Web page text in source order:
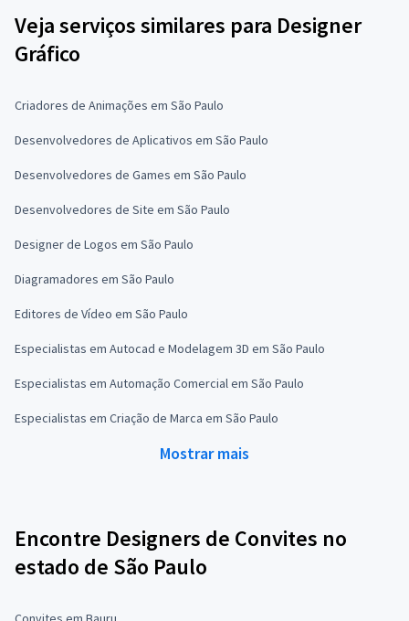
Veja serviços similares para Designer
Gráfico
Criadores de Animações em São Paulo
Desenvolvedores de Aplicativos em São Paulo
Desenvolvedores de Games em São Paulo
Desenvolvedores de Site em São Paulo
Designer de Logos em São Paulo
Diagramadores em São Paulo
Editores de Vídeo em São Paulo
Especialistas em Autocad e Modelagem 3D em São Paulo
Especialistas em Automação Comercial em São Paulo
Especialistas em Criação de Marca em São Paulo
Mostrar mais
Encontre Designers de Convites no
estado de São Paulo